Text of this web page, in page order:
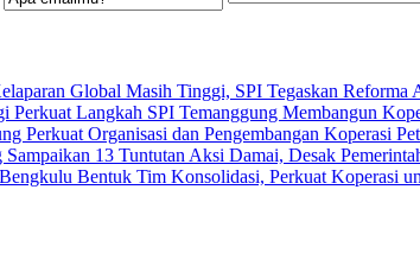
Global Masih Tinggi, SPI Tegaskan Reforma
Perkuat Langkah SPI Temanggung Membangun
Perkuat Organisasi dan Pengembangan Koperasi
13 Tuntutan Aksi Damai, Desak
Bentuk Tim Konsolidasi, Perkuat Koperasi